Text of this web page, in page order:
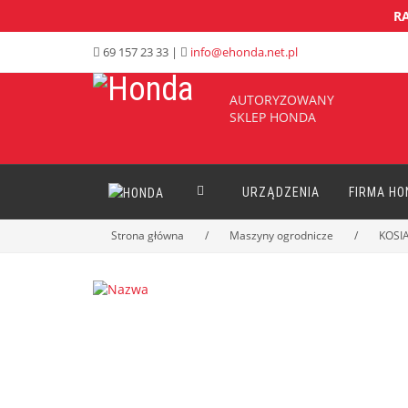
69 157 23 33 | info@ehonda.net.pl
AUTORYZOWANY
SKLEP HONDA
URZĄDZENIA FIRMA
Strona główna / Maszyny ogrodnicze /